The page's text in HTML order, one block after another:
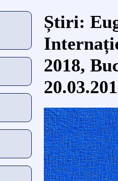
当前位置
Știri:
2018,